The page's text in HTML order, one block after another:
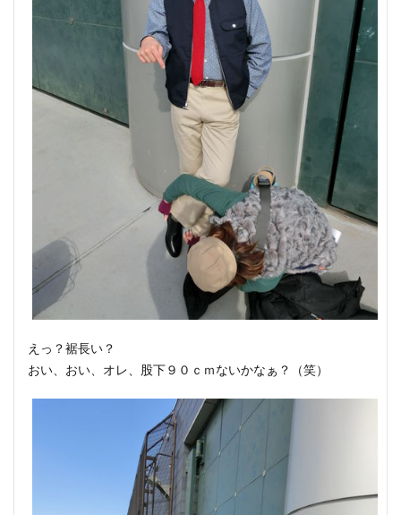
えっ？裾長い？
おい、おい、オレ、股下９０ｃｍないかなぁ？（笑）